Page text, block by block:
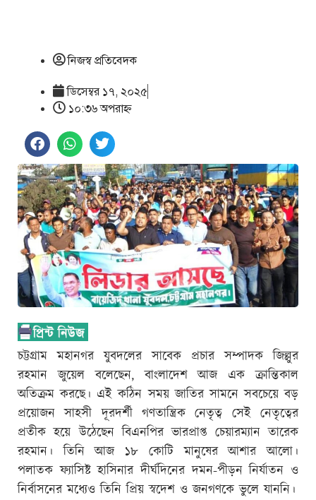
নিজস্ব প্রতিবেদক
ডিসেম্বর ১৭, ২০২৫
১০:৩৬ অপরাহ্ণ
চট্টগ্রাম মহানগর যুবদলের সাবেক প্রচার সম্পাদক জিল্লুর
রহমান জুয়েল বলেছেন, বাংলাদেশ আজ এক ক্রান্তিকাল
অতিক্রম করছে। এই কঠিন সময় জাতির সামনে সবচেয়ে বড়
প্রয়োজন সাহসী দূরদর্শী গণতান্ত্রিক নেতৃত্ব সেই নেতৃত্বের
প্রতীক হয়ে উঠেছেন বিএনপির ভারপ্রাপ্ত চেয়ারম্যান তারেক
রহমান। তিনি আজ ১৮ কোটি মানুষের আশার আলো।
পলাতক ফ্যাসিষ্ট হাসিনার দীর্ঘদিনের দমন-পীড়ন নির্যাতন ও
নির্বাসনের মধ্যেও তিনি প্রিয় স্বদেশ ও জনগণকে ভুলে যাননি।